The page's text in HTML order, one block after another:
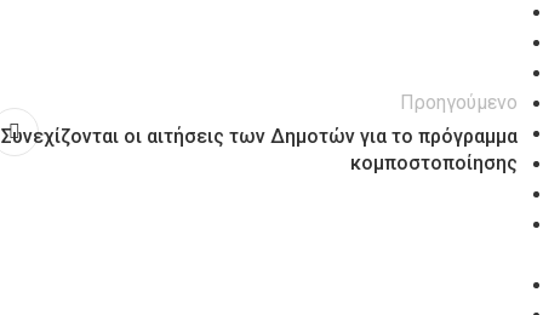
Προηγούμενο
Συνεχίζονται οι αιτήσεις των Δημοτών για το πρόγραμμα
κομποστοποίησης